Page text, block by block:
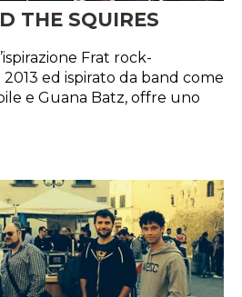
THE SQUIRES
Frat rock-
ed ispirato da band come
e Guana Batz, offre uno